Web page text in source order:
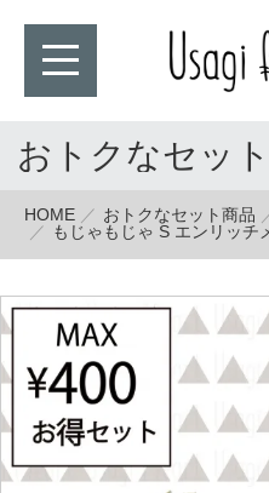
おトクなセッ
HOME おトクなセット商品
もじゃもじゃ S エンリッチ